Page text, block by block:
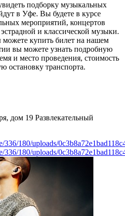
подборку музыкальных
в Уфе. Вы будете в курсе
мероприятий, концертов
и классической музыки.
купить билет на нашем
вы можете узнать подробную
и место проведения, стоимость
остановку транспорта.
дом 19 Развлекательный
336/180/uploads/
336/180/uploads/